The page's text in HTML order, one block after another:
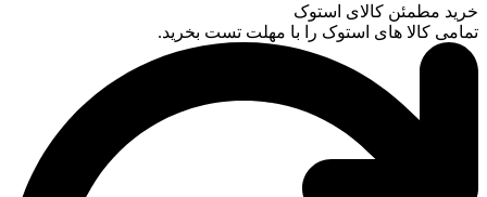
خرید مطمئن کالای استوک
تمامی کالا های استوک را با مهلت تست بخرید.